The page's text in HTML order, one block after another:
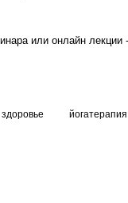
или онлайн лекции
здоровье йогатерапия